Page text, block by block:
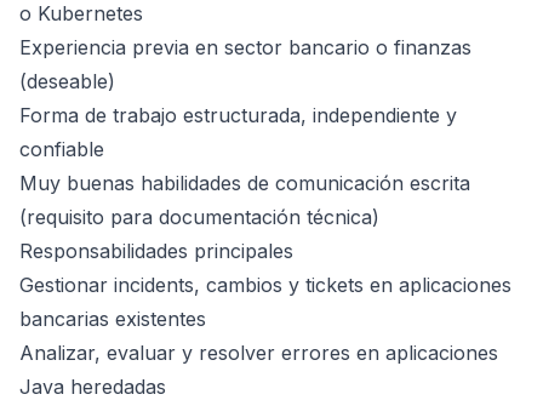
o Kubernetes
Experiencia previa en sector bancario o finanzas
(deseable)
Forma de trabajo estructurada, independiente y
confiable
Muy buenas habilidades de comunicación escrita
(requisito para documentación técnica)
Responsabilidades principales
Gestionar incidents, cambios y tickets en aplicaciones
bancarias existentes
Analizar, evaluar y resolver errores en aplicaciones
Java heredadas